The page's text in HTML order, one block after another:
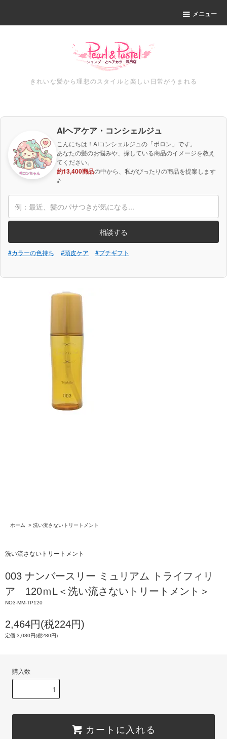
メニュー
きれいな髪から理想のスタイルと楽しい日常がうまれる
AIヘアケア・コンシェルジュ
こんにちは！AIコンシェルジュの「ポロン」です。
あなたの髪のお悩みや、探している商品のイメージを教え
てください。
約13,400商品の中から、私がぴったりの商品を提案します
♪
相談する
#カラーの色持ち #頭皮ケア #プチギフト
ホーム > 洗い流さないトリートメント
洗い流さないトリートメント
003 ナンバースリー ミュリアム トライフィリ
ア 120ｍL＜洗い流さないトリートメント＞
NO3-MM-TP120
2,464円(税224円)
定価 3,080円(税280円)
購入数
カートに入れる